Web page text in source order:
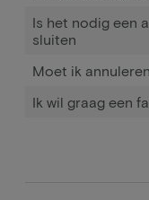
Is het nodig een
sluiten
Moet ik
Ik wil graag een